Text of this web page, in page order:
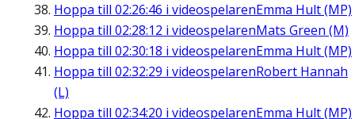
Hoppa till 02:26:46 i videospelarenEmma Hult (MP)
Hoppa till 02:28:12 i videospelarenMats Green (M)
Hoppa till 02:30:18 i videospelarenEmma Hult (MP)
Hoppa till 02:32:29 i videospelarenRobert Hannah
(L)
Hoppa till 02:34:20 i videospelarenEmma Hult (MP)